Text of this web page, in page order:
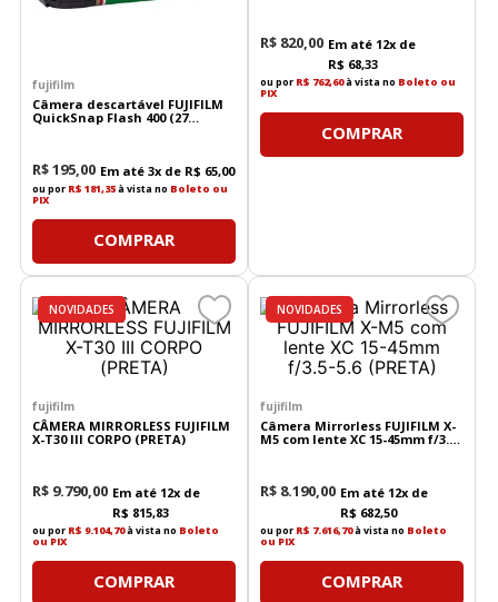
fujifilm
Câmera descartável FUJIFILM
QuickSnap Flash 400 (27
exposições)
R$195 00 Em até 3x de R$ 65,00
ou por R$ 181,35à vista no Boleto ou
PIX
COMPRAR
R$ 820 00 Em até 12x de
R$ 68,33
ou por R$ 762,60à vista no Boleto ou
PIX
COMPRAR
DESTAQUES
NOVIDADES
fujifilm
CÂMERA MIRRORLESS FUJIFILM
X-T30 III CORPO (PRETA)
R$ 9.790 00 Em até 12x de
R$ 815,83
ou por R$ 9.104,70à vista no Boleto
ou PIX
COMPRAR
NOVIDADES
fujifilm
Câmera Mirrorless FUJIFILM X-
M5 com lente XC 15-45mm f/3.5-
R$ 8.190 00 Em até 12x de
R$ 682,50
ou por R$ 7.616,70à vista no Boleto
ou PIX
COMPRAR